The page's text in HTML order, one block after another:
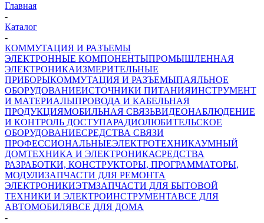
Главная
-
Каталог
-
КОММУТАЦИЯ И РАЗЪЕМЫ
ЭЛЕКТРОННЫЕ КОМПОНЕНТЫПРОМЫШЛЕННАЯ
ЭЛЕКТРОНИКАИЗМЕРИТЕЛЬНЫЕ
ПРИБОРЫКОММУТАЦИЯ И РАЗЪЕМЫПАЯЛЬНОЕ
ОБОРУДОВАНИЕИСТОЧНИКИ ПИТАНИЯИНСТРУМЕНТ
И МАТЕРИАЛЫПРОВОДА И КАБЕЛЬНАЯ
ПРОДУКЦИЯМОБИЛЬНАЯ СВЯЗЬВИДЕОНАБЛЮДЕНИЕ
И КОНТРОЛЬ ДОСТУПАРАДИОЛЮБИТЕЛЬСКОЕ
ОБОРУДОВАНИЕСРЕДСТВА СВЯЗИ
ПРОФЕССИОНАЛЬНЫЕЭЛЕКТРОТЕХНИКАУМНЫЙ
ДОМТЕХНИКА И ЭЛЕКТРОНИКАСРЕДСТВА
РАЗРАБОТКИ, КОНСТРУКТОРЫ, ПРОГРАММАТОРЫ,
МОДУЛИЗАПЧАСТИ ДЛЯ РЕМОНТА
ЭЛЕКТРОНИКИЭТМЗАПЧАСТИ ДЛЯ БЫТОВОЙ
ТЕХНИКИ И ЭЛЕКТРОИНСТРУМЕНТАВСЕ ДЛЯ
АВТОМОБИЛЯВСЕ ДЛЯ ДОМА
-